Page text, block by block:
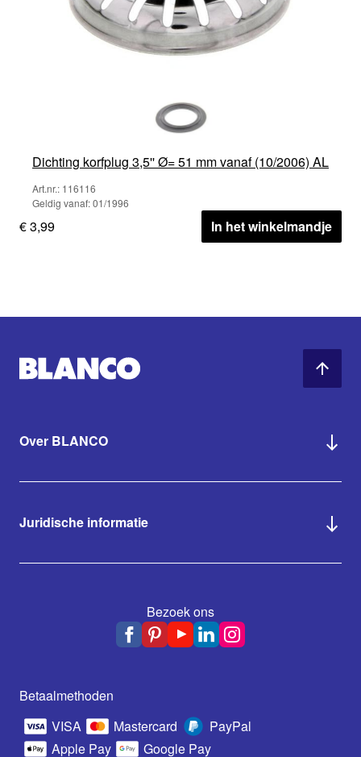
Dichting korfplug 3,5'' Ø= 51 mm vanaf (10/2006) AL
Art.nr.: 116116
Geldig vanaf: 01/1996
€ 3,99 In het winkelmandje
Over BLANCO
Juridische informatie
Bezoek ons
Betaalmethoden
VISA
Mastercard
PayPal
Apple Pay
Google Pay